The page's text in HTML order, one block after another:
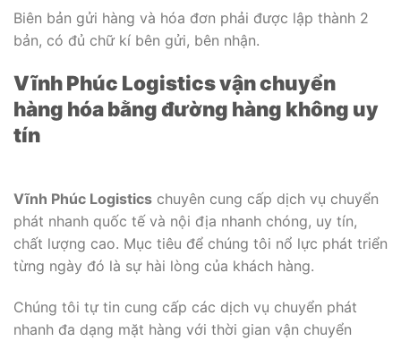
Biên bản gửi hàng và hóa đơn phải được lập thành 2
bản, có đủ chữ kí bên gửi, bên nhận.
Vĩnh Phúc Logistics vận chuyển
hàng hóa bằng đường hàng không uy
tín
Vĩnh Phúc Logistics chuyên cung cấp dịch vụ chuyển
phát nhanh quốc tế và nội địa nhanh chóng, uy tín,
chất lượng cao. Mục tiêu để chúng tôi nổ lực phát triển
từng ngày đó là sự hài lòng của khách hàng.
Chúng tôi tự tin cung cấp các dịch vụ chuyển phát
nhanh đa dạng mặt hàng với thời gian vận chuyển